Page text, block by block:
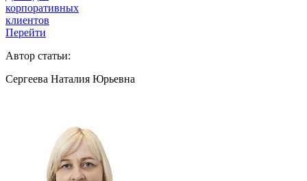
корпоративных
клиентов
Перейти
Автор статьи:
Сергеева Наталия Юрьевна